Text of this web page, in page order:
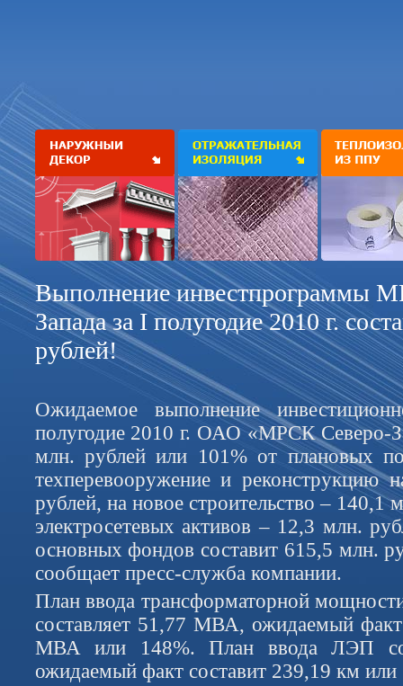
Выполнение инвестпрограммы
Запада за I полугодие 2010 г.
рублей!
Ожидаемое выполнение
полугодие 2010 г. ОАО «МРСК Северо-
млн. рублей или 101% от плановых
техперевооружение и реконструкцию
рублей, на новое строительство – 140,1
электросетевых активов – 12,3 млн.
основных фондов составит 615,5 млн.
сообщает пресс-служба компании.
План ввода трансформаторной
составляет 51,77 МВА, ожидаемый факт
МВА или 148%. План ввода ЛЭП
ожидаемый факт составит 239,19 км или